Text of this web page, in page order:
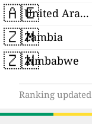
🇦🇪 United Arab Emirates
🇿🇲Zambia
🇿🇼Zimbabwe
Ranking